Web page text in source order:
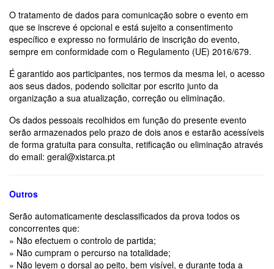
O tratamento de dados para comunicação sobre o evento em
que se inscreve é opcional e está sujeito a consentimento
específico e expresso no formulário de inscrição do evento,
sempre em conformidade com o Regulamento (UE) 2016/679.
É garantido aos participantes, nos termos da mesma lei, o acesso
aos seus dados, podendo solicitar por escrito junto da
organização a sua atualização, correção ou eliminação.
Os dados pessoais recolhidos em função do presente evento
serão armazenados pelo prazo de dois anos e estarão acessíveis
de forma gratuita para consulta, retificação ou eliminação através
do email: geral@xistarca.pt
Outros
Serão automaticamente desclassificados da prova todos os
concorrentes que:
» Não efectuem o controlo de partida;
» Não cumpram o percurso na totalidade;
» Não levem o dorsal ao peito, bem visível, e durante toda a